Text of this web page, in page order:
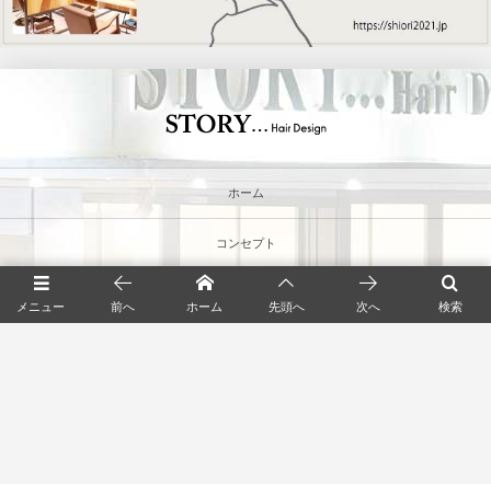
ホーム
コンセプト
メニュー・料金
メニュー 検索
前へ ホーム 先頭へ 次へ